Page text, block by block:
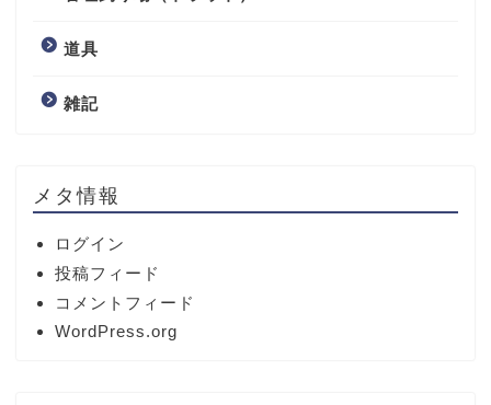
道具
雑記
メタ情報
ログイン
投稿フィード
コメントフィード
WordPress.org